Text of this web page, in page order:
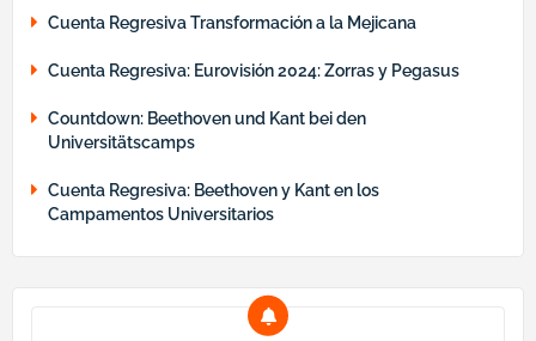
Cuenta Regresiva Transformación a la Mejicana
Cuenta Regresiva: Eurovisión 2024: Zorras y Pegasus
Countdown: Beethoven und Kant bei den
Universitätscamps
Cuenta Regresiva: Beethoven y Kant en los
Campamentos Universitarios